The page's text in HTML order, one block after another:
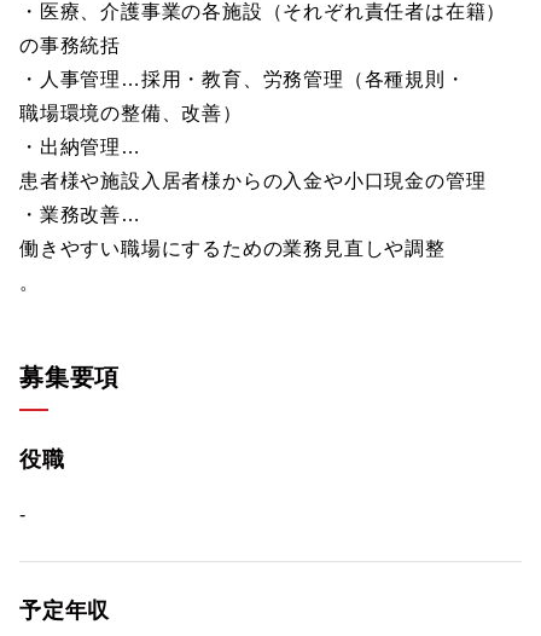
・医療、介護事業の各施設（それぞれ責任者は在籍）
の事務統括
・人事管理…採用・教育、労務管理（各種規則・
職場環境の整備、改善）
・出納管理…
患者様や施設入居者様からの入金や小口現金の管理
・業務改善…
働きやすい職場にするための業務見直しや調整
。
募集要項
役職
-
予定年収